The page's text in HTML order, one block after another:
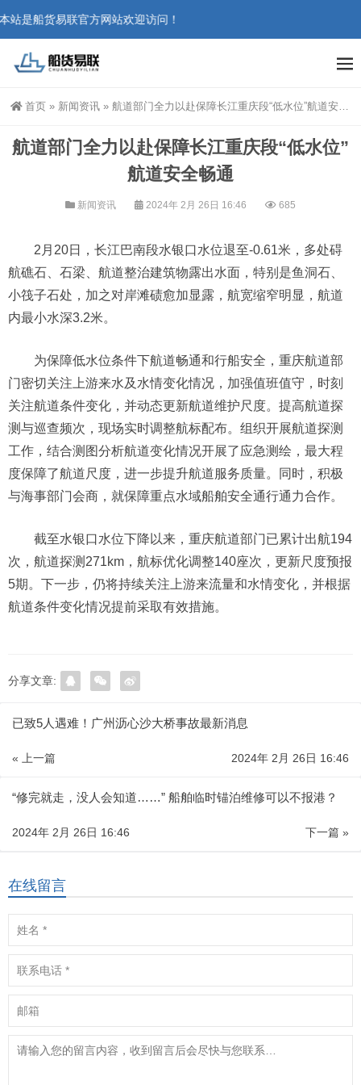
站是船货易联官方网站欢迎访问！
首页 » 新闻资讯 » 航道部门全力以赴保障长江重庆段“低水位”航道安全畅通
航道部门全力以赴保障长江重庆段“低水位”
航道安全畅通
新闻资讯 2024年 2月 26日 16:46 685
2月20日，长江巴南段水银口水位退至-0.61米，多处碍
航礁石、石梁、航道整治建筑物露出水面，特别是鱼洞石、
小筏子石处，加之对岸滩碛愈加显露，航宽缩窄明显，航道
内最小水深3.2米。
为保障低水位条件下航道畅通和行船安全，重庆航道部
门密切关注上游来水及水情变化情况，加强值班值守，时刻
关注航道条件变化，并动态更新航道维护尺度。提高航道探
测与巡查频次，现场实时调整航标配布。组织开展航道探测
工作，结合测图分析航道变化情况开展了应急测绘，最大程
度保障了航道尺度，进一步提升航道服务质量。同时，积极
与海事部门会商，就保障重点水域船舶安全通行通力合作。
截至水银口水位下降以来，重庆航道部门已累计出航194
次，航道探测271km，航标优化调整140座次，更新尺度预报
5期。下一步，仍将持续关注上游来流量和水情变化，并根据
航道条件变化情况提前采取有效措施。
分享文章:
已致5人遇难！广州沥心沙大桥事故最新消息
« 上一篇 2024年 2月 26日 16:46
“修完就走，没人会知道……” 船舶临时锚泊维修可以不报港？
下一篇 »
2024年 2月 26日 16:46
在线留言